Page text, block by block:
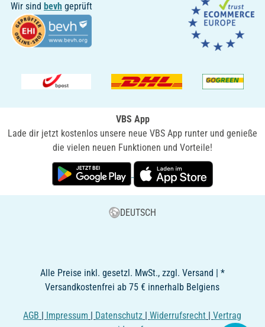
Wir sind bevh geprüft
VBS App
Lade dir jetzt kostenlos unsere neue VBS App runter und genieße
die vielen neuen Funktionen und Vorteile!
DEUTSCH
Alle Preise inkl. gesetzl. MwSt., zzgl. Versand | *
Versandkostenfrei ab 75 € innerhalb Belgiens
AGB Impressum Datenschutz |Widerrufsrecht |Vertrag